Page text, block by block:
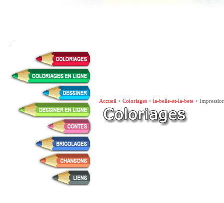
Accueil > Coloriages > la-belle-et-la-bete >